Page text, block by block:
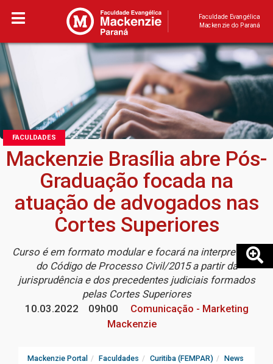
Faculdade Evangélica
Mackenzie do Paraná
FACULDADES
Mackenzie Brasília abre Pós-
Graduação focada na
atuação de advogados nas
Cortes Superiores
Curso é em formato modular e focará na interpretação
do Código de Processo Civil/2015 a partir da
jurisprudência e dos precedentes judiciais formados
pelas Cortes Superiores
10.03.2022
09h00
Comunicação - Marketing
Mackenzie
Mackenzie Portal Faculdades Curitiba (FEMPAR) News